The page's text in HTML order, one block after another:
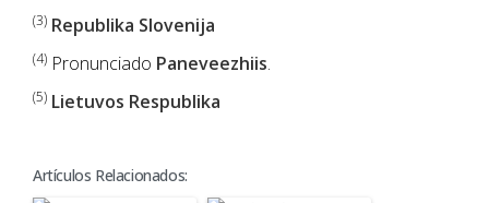
(3) Republika Slovenija
(4) Pronunciado Paneveezhiis.
(5) Lietuvos Respublika
Artículos Relacionados: